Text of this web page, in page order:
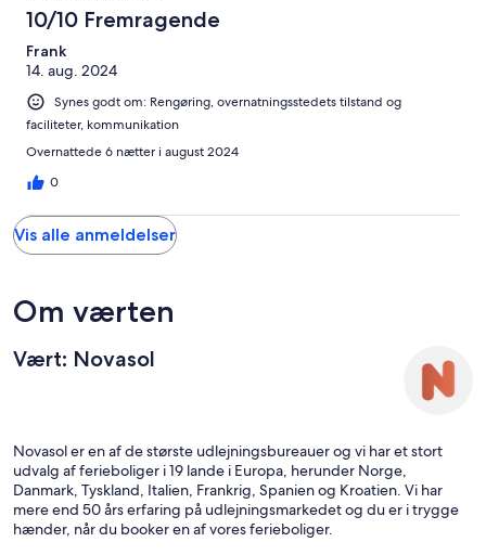
10/10 Fremragende
Frank
14. aug. 2024
Synes godt om: Rengøring, overnatningsstedets tilstand og
faciliteter, kommunikation
Overnattede 6 nætter i august 2024
0
Vis alle anmeldelser
Om værten
Vært: Novasol
Novasol er en af de største udlejningsbureauer og vi har et stort
udvalg af ferieboliger i 19 lande i Europa, herunder Norge,
Danmark, Tyskland, Italien, Frankrig, Spanien og Kroatien. Vi har
mere end 50 års erfaring på udlejningsmarkedet og du er i trygge
hænder, når du booker en af vores ferieboliger.